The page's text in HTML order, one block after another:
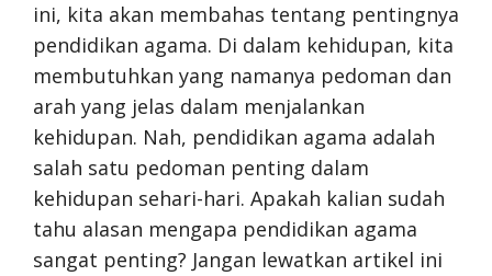
ini, kita akan membahas tentang pentingnya
pendidikan agama. Di dalam kehidupan, kita
membutuhkan yang namanya pedoman dan
arah yang jelas dalam menjalankan
kehidupan. Nah, pendidikan agama adalah
salah satu pedoman penting dalam
kehidupan sehari-hari. Apakah kalian sudah
tahu alasan mengapa pendidikan agama
sangat penting? Jangan lewatkan artikel ini